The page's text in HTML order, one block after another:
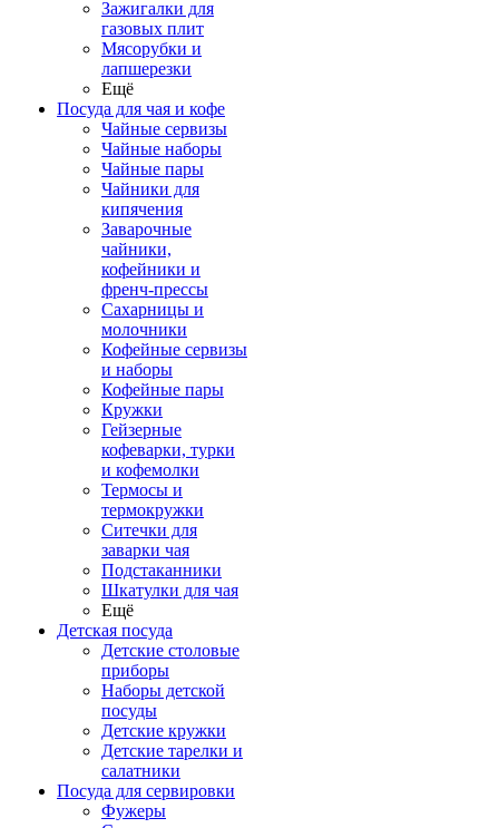
Зажигалки для
газовых плит
Мясорубки и
лапшерезки
Ещё
Посуда для чая и кофе
Чайные сервизы
Чайные наборы
Чайные пары
Чайники для
кипячения
Заварочные
чайники,
кофейники и
френч-прессы
Сахарницы и
молочники
Кофейные сервизы
и наборы
Кофейные пары
Кружки
Гейзерные
кофеварки, турки
и кофемолки
Термосы и
термокружки
Ситечки для
заварки чая
Подстаканники
Шкатулки для чая
Ещё
Детская посуда
Детские столовые
приборы
Наборы детской
посуды
Детские кружки
Детские тарелки и
салатники
Посуда для сервировки
Фужеры